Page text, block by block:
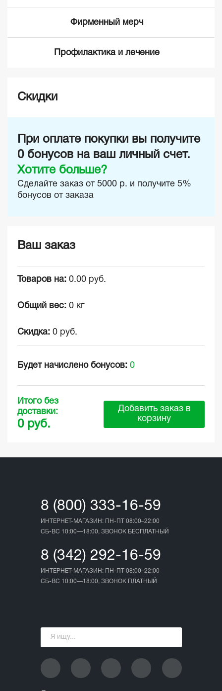
Фирменный мерч
Профилактика и лечение
Скидки
При оплате покупки вы получите
0бонусов на ваш личный счет.
Хотите больше?
Сделайте заказ от 5000 р. и получите 5%
бонусов от заказа
Ваш заказ
Товаров на: 0.00 руб.
Общий вес: 0 кг
Скидка: 0 руб.
Будет начислено бонусов: 0
Итого без
доставки:
0 руб.
Добавить заказ в
корзину
8 (800) 333-16-59
ИНТЕРНЕТ-МАГАЗИН: ПН-ПТ 08:00–22:00
СБ-ВС 10:00—18:00, ЗВОНОК БЕСПЛАТНЫЙ
8 (342) 292-16-59
ИНТЕРНЕТ-МАГАЗИН: ПН-ПТ 08:00–22:00
СБ-ВС 10:00—18:00, ЗВОНОК ПЛАТНЫЙ